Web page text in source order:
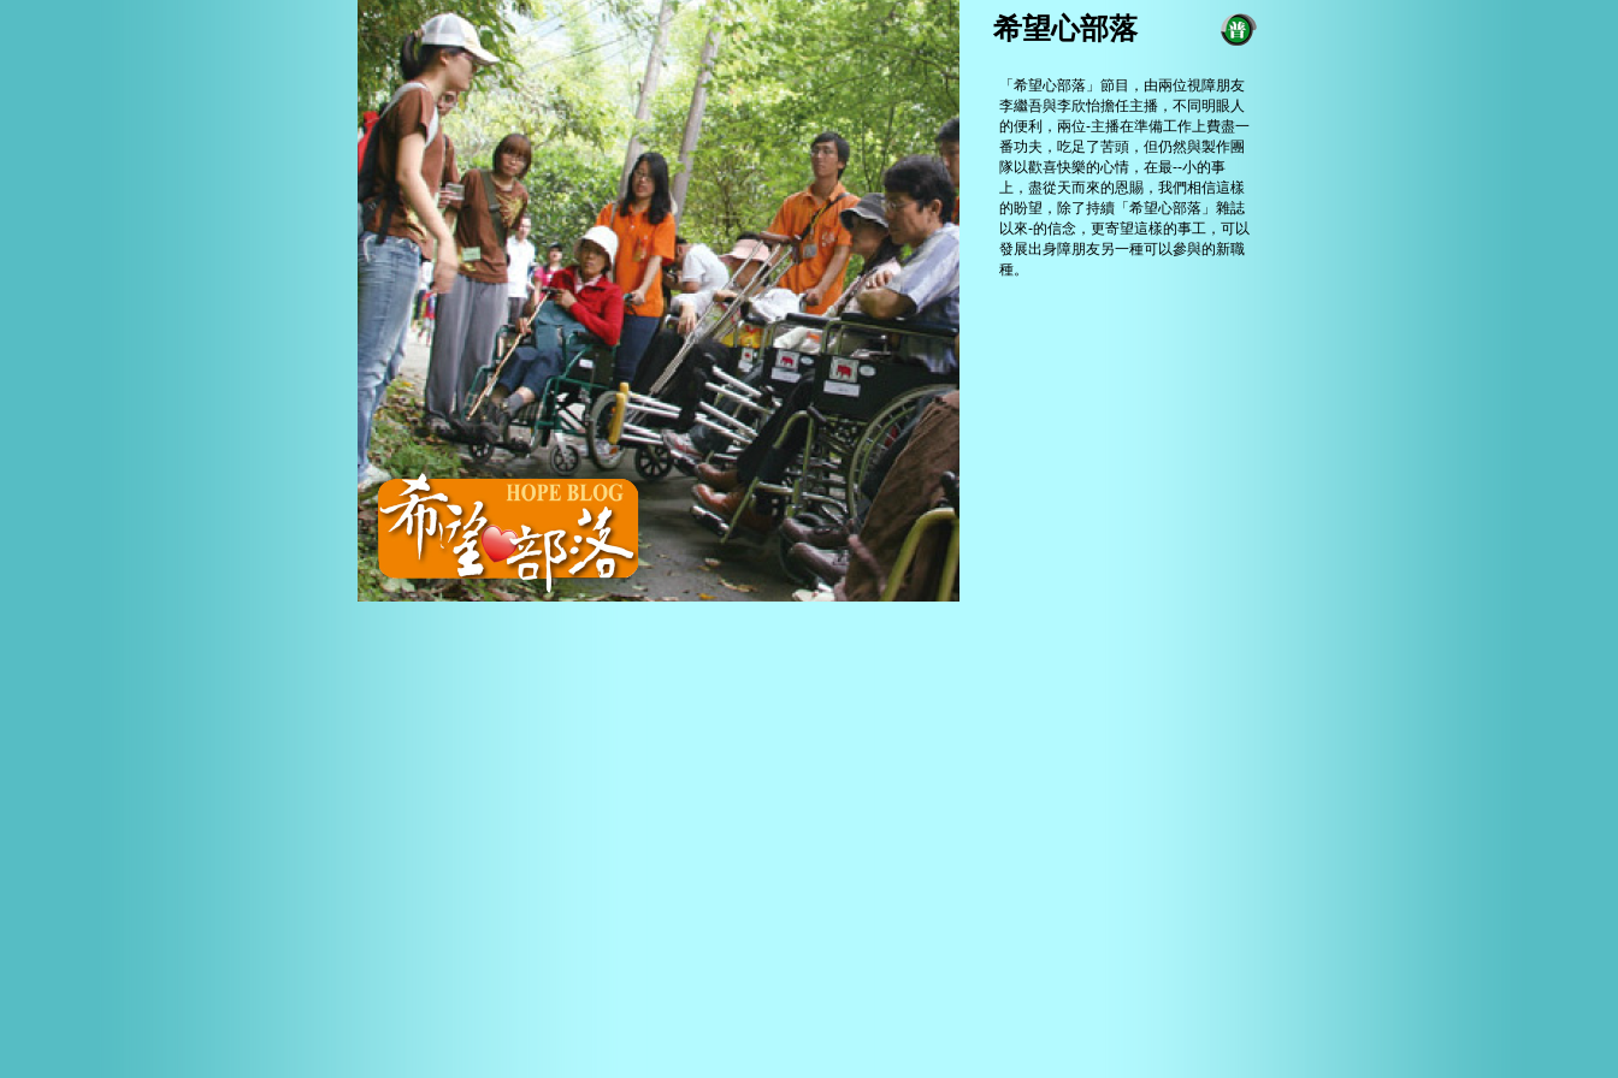
希望心部落
「希望心部落」節目，由兩位視障朋友
李繼吾與李欣怡擔任主播，不同明眼人
的便利，兩位-主播在準備工作上費盡一
番功夫，吃足了苦頭，但仍然與製作團
隊以歡喜快樂的心情，在最--小的事
上，盡從天而來的恩賜，我們相信這樣
的盼望，除了持續「希望心部落」雜誌
以來-的信念，更寄望這樣的事工，可以
發展出身障朋友另一種可以參與的新職
種。